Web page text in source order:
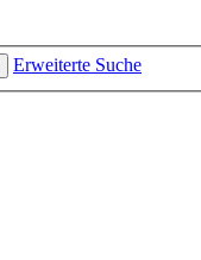
Erweiterte Suche